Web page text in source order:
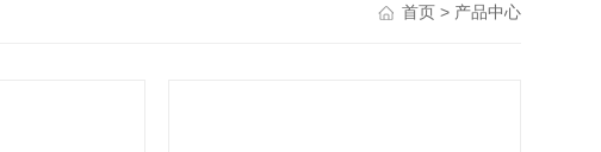
首页> 产品中心